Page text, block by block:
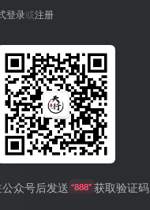
实操课 先导课 ,mp4
的投资人.mp4
的投资人.mp4
登录或注册
众号后发送 “888” 获取验证码